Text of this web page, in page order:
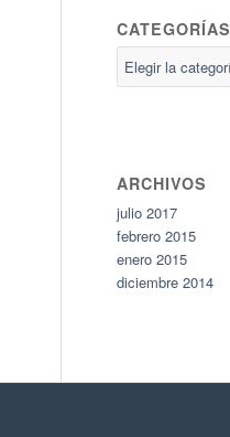
CATEGORÍAS
ARCHIVOS
julio 2017
febrero 2015
enero 2015
diciembre 2014